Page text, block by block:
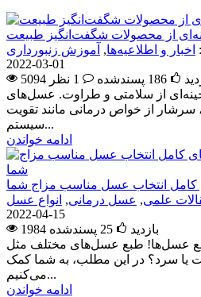
از محصولات شگفت‌انگیز طبیعت
اخبار و اطلاعیه‌ها, آموزش زنبورداری
2022-03-01
186 پسندشده
1 نظر
از سلامتی و طراوت. عسل‌های
سرشار از خواص درمانی مانند تقویت
سیستم...
ادامه خواندن
انتخاب عسل مناسب مزاج شما
علمی, عسل درمانی, انواع عسل
2022-04-15
1984 بازدید
25 پسندشده
عسل‌ها! طبع عسل‌های مختلف مثل
یا سرد؟ در این مطلب، به شما کمک
می‌کنیم...
ادامه خواندن